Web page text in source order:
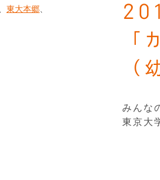
「
（
みんな
東京大
東大本郷